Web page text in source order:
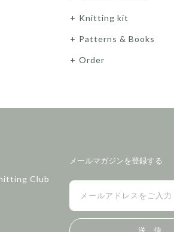
Knitting kit
Patterns & Books
Order
Club
メールマガジンを登録する